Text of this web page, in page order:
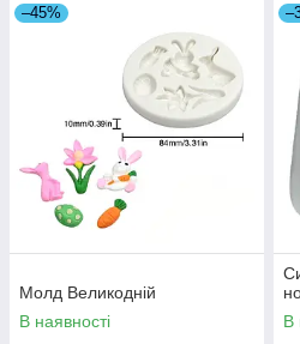
–45%
Молд Великодній
В наявності
В